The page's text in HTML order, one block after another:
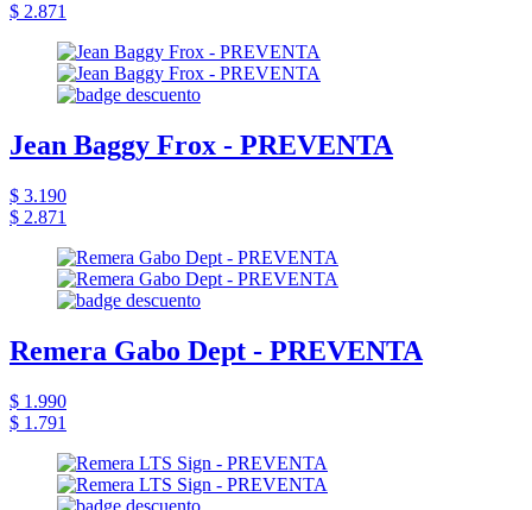
$ 2.871
Jean Baggy Frox - PREVENTA
$ 3.190
$ 2.871
Remera Gabo Dept - PREVENTA
$ 1.990
$ 1.791